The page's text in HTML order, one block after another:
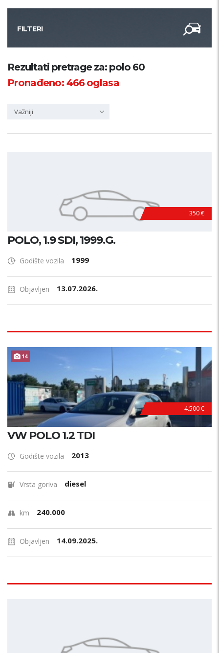
FILTERI
Kategorija
PRETRAŽI
Rezultati pretrage za: polo 60
Pronađeno:466oglasa
Važniji
350 €
POLO, 1.9 SDI, 1999.G.
Godište vozila 1999
Objavljen 13.07.2026.
14
4.500 €
VW POLO 1.2 TDI
Godište vozila 2013
Vrsta goriva diesel
km 240.000
Objavljen 14.09.2025.